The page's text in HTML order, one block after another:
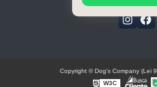
Copyright © Dog's Company (Lei
W3C